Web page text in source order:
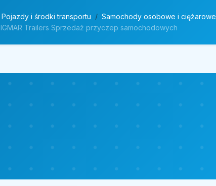
Pojazdy i środki transportu
Samochody osobowe i ciężarowe
IGMAR Trailers Sprzedaż przyczep samochodowych